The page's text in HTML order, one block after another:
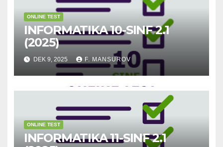
ONLINE TEST
INFORMATIKA 10-SINF 2.1
(2025)
DEK 9, 2025 F. MANSUROV
ONLINE TEST
INFORMATIKA 11-SINF 2.1